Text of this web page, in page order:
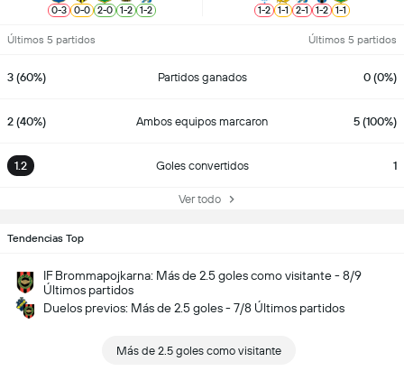
0-3 0-0 2-0 1-2 1-2 1-2 1-1 2-1 1-2 1-1
Últimos 5 partidos Últimos 5 partidos
3 (60%) Partidos ganados 0 (0%)
2 (40%) Ambos equipos marcaron 5 (100%)
1.2 Goles convertidos 1
Ver todo
Tendencias Top
IF Brommapojkarna: Más de 2.5 goles como visitante - 8/9
Últimos partidos
Duelos previos: Más de 2.5 goles - 7/8 Últimos partidos
Más de 2.5 goles como visitante